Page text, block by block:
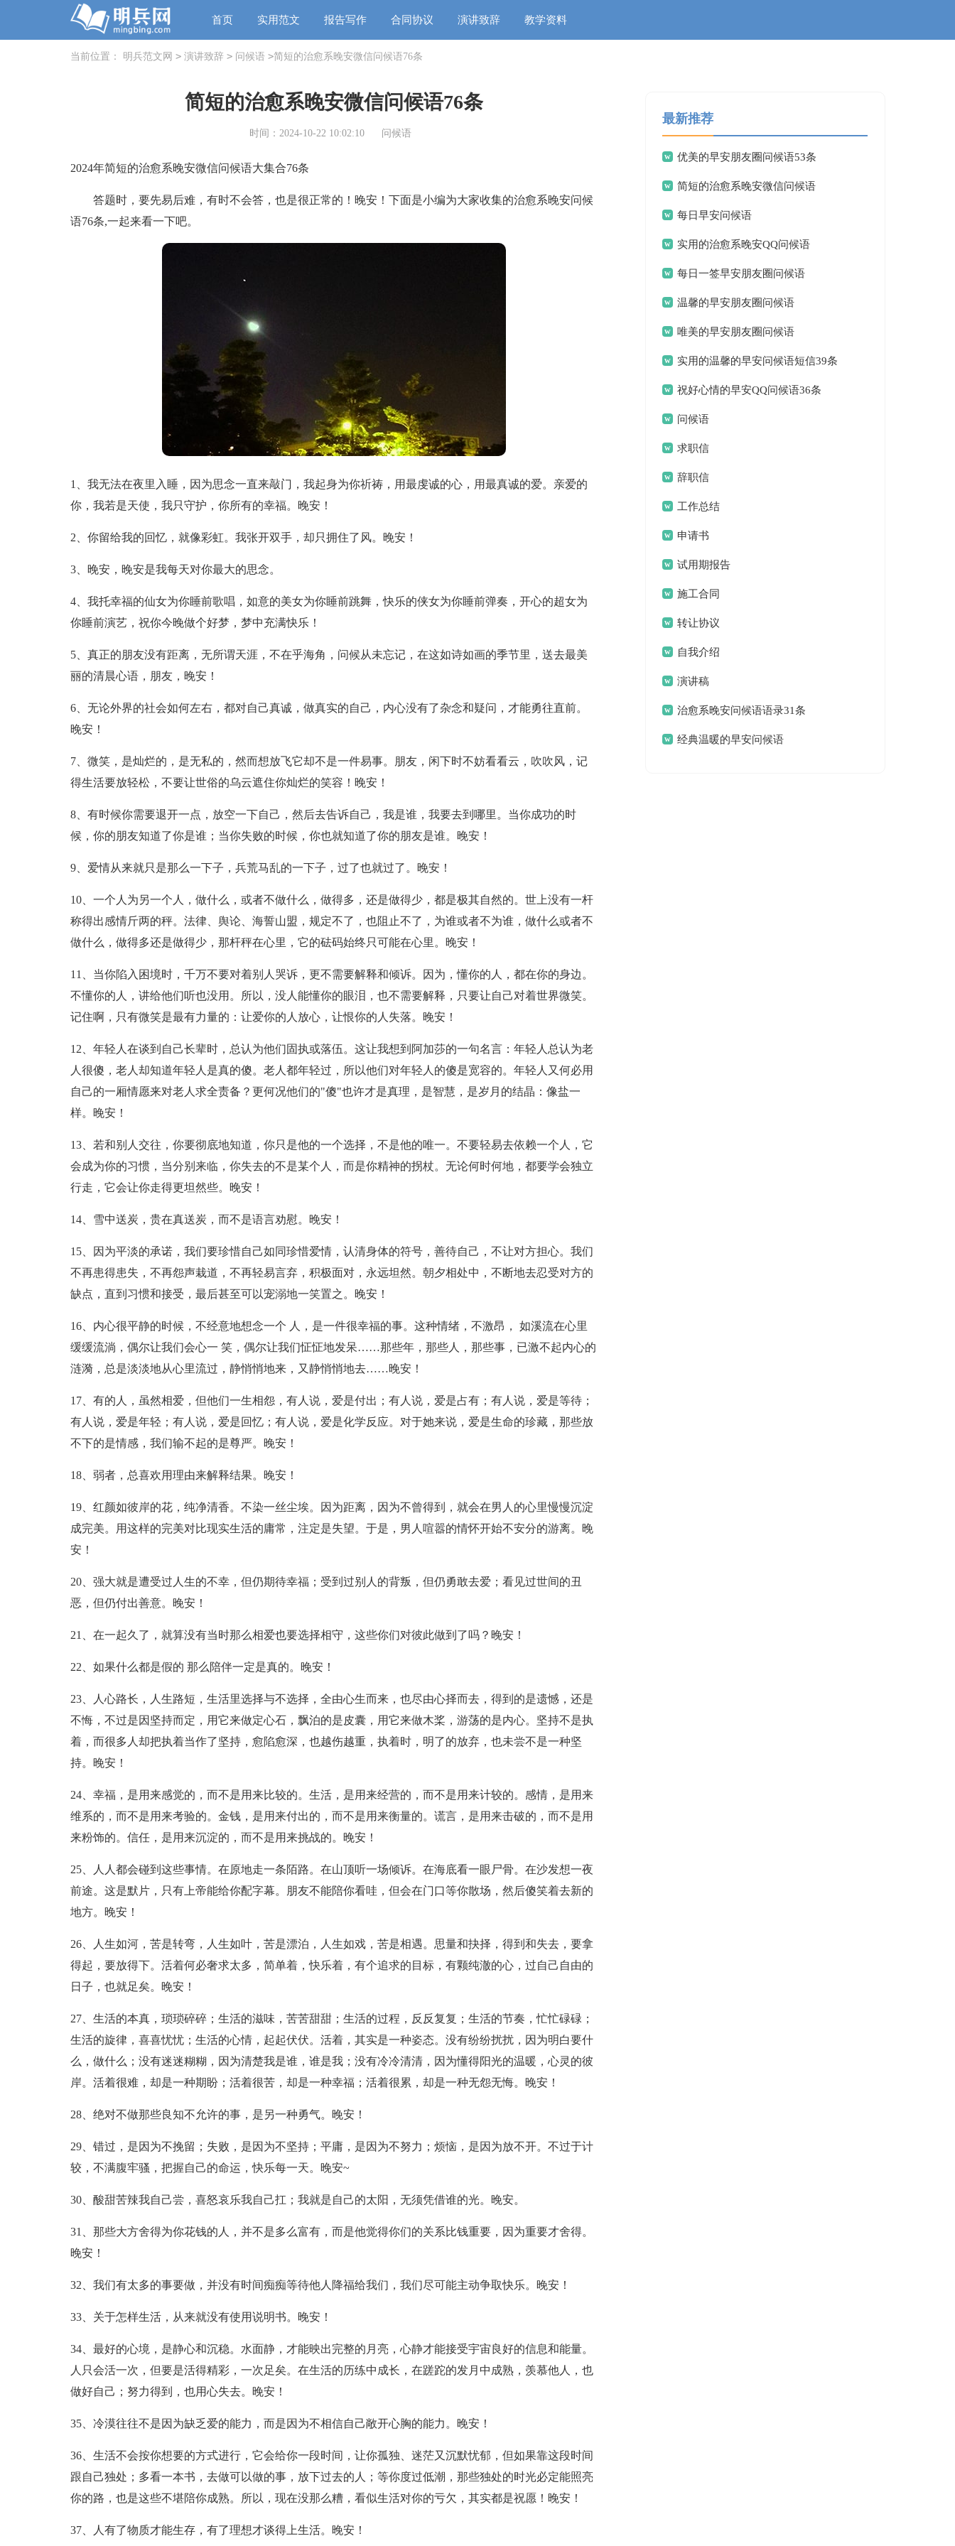
首页 实用范文 报告写作 合同协议 演讲致辞 教学资料
当前位置： 明兵范文网 > 演讲致辞 > 问候语 >简短的治愈系晚安微信问候语76条
简短的治愈系晚安微信问候语76条
时间：2024-10-22 10:02:10 问候语
2024年简短的治愈系晚安微信问候语大集合76条
答题时，要先易后难，有时不会答，也是很正常的！晚安！下面是小编为大家收集的治愈系晚安问候
语76条,一起来看一下吧。
1、我无法在夜里入睡，因为思念一直来敲门，我起身为你祈祷，用最虔诚的心，用最真诚的爱。亲爱的
你，我若是天使，我只守护，你所有的幸福。晚安！
2、你留给我的回忆，就像彩虹。我张开双手，却只拥住了风。晚安！
3、晚安，晚安是我每天对你最大的思念。
4、我托幸福的仙女为你睡前歌唱，如意的美女为你睡前跳舞，快乐的侠女为你睡前弹奏，开心的超女为
你睡前演艺，祝你今晚做个好梦，梦中充满快乐！
5、真正的朋友没有距离，无所谓天涯，不在乎海角，问候从未忘记，在这如诗如画的季节里，送去最美
丽的清晨心语，朋友，晚安！
6、无论外界的社会如何左右，都对自己真诚，做真实的自己，内心没有了杂念和疑问，才能勇往直前。
晚安！
7、微笑，是灿烂的，是无私的，然而想放飞它却不是一件易事。朋友，闲下时不妨看看云，吹吹风，记
得生活要放轻松，不要让世俗的乌云遮住你灿烂的笑容！晚安！
8、有时候你需要退开一点，放空一下自己，然后去告诉自己，我是谁，我要去到哪里。当你成功的时
候，你的朋友知道了你是谁；当你失败的时候，你也就知道了你的朋友是谁。晚安！
9、爱情从来就只是那么一下子，兵荒马乱的一下子，过了也就过了。晚安！
10、一个人为另一个人，做什么，或者不做什么，做得多，还是做得少，都是极其自然的。世上没有一杆
称得出感情斤两的秤。法律、舆论、海誓山盟，规定不了，也阻止不了，为谁或者不为谁，做什么或者不
做什么，做得多还是做得少，那杆秤在心里，它的砝码始终只可能在心里。晚安！
11、当你陷入困境时，千万不要对着别人哭诉，更不需要解释和倾诉。因为，懂你的人，都在你的身边。
不懂你的人，讲给他们听也没用。所以，没人能懂你的眼泪，也不需要解释，只要让自己对着世界微笑。
记住啊，只有微笑是最有力量的：让爱你的人放心，让恨你的人失落。晚安！
12、年轻人在谈到自己长辈时，总认为他们固执或落伍。这让我想到阿加莎的一句名言：年轻人总认为老
人很傻，老人却知道年轻人是真的傻。老人都年轻过，所以他们对年轻人的傻是宽容的。年轻人又何必用
自己的一厢情愿来对老人求全责备？更何况他们的"傻"也许才是真理，是智慧，是岁月的结晶：像盐一
样。晚安！
13、若和别人交往，你要彻底地知道，你只是他的一个选择，不是他的唯一。不要轻易去依赖一个人，它
会成为你的习惯，当分别来临，你失去的不是某个人，而是你精神的拐杖。无论何时何地，都要学会独立
行走，它会让你走得更坦然些。晚安！
14、雪中送炭，贵在真送炭，而不是语言劝慰。晚安！
15、因为平淡的承诺，我们要珍惜自己如同珍惜爱情，认清身体的符号，善待自己，不让对方担心。我们
不再患得患失，不再怨声栽道，不再轻易言弃，积极面对，永远坦然。朝夕相处中，不断地去忍受对方的
缺点，直到习惯和接受，最后甚至可以宠溺地一笑置之。晚安！
16、内心很平静的时候，不经意地想念一个 人，是一件很幸福的事。这种情绪，不激昂， 如溪流在心里
缓缓流淌，偶尔让我们会心一 笑，偶尔让我们怔怔地发呆……那些年，那些人，那些事，已激不起内心的
涟漪，总是淡淡地从心里流过，静悄悄地来，又静悄悄地去……晚安！
17、有的人，虽然相爱，但他们一生相怨，有人说，爱是付出；有人说，爱是占有；有人说，爱是等待；
有人说，爱是年轻；有人说，爱是回忆；有人说，爱是化学反应。对于她来说，爱是生命的珍藏，那些放
不下的是情感，我们输不起的是尊严。晚安！
18、弱者，总喜欢用理由来解释结果。晚安！
19、红颜如彼岸的花，纯净清香。不染一丝尘埃。因为距离，因为不曾得到，就会在男人的心里慢慢沉淀
成完美。用这样的完美对比现实生活的庸常，注定是失望。于是，男人喧嚣的情怀开始不安分的游离。晚
安！
20、强大就是遭受过人生的不幸，但仍期待幸福；受到过别人的背叛，但仍勇敢去爱；看见过世间的丑
恶，但仍付出善意。晚安！
21、在一起久了，就算没有当时那么相爱也要选择相守，这些你们对彼此做到了吗？晚安！
22、如果什么都是假的 那么陪伴一定是真的。晚安！
23、人心路长，人生路短，生活里选择与不选择，全由心生而来，也尽由心择而去，得到的是遗憾，还是
不悔，不过是因坚持而定，用它来做定心石，飘泊的是皮囊，用它来做木桨，游荡的是内心。坚持不是执
着，而很多人却把执着当作了坚持，愈陷愈深，也越伤越重，执着时，明了的放弃，也未尝不是一种坚
持。晚安！
24、幸福，是用来感觉的，而不是用来比较的。生活，是用来经营的，而不是用来计较的。感情，是用来
维系的，而不是用来考验的。金钱，是用来付出的，而不是用来衡量的。谎言，是用来击破的，而不是用
来粉饰的。信任，是用来沉淀的，而不是用来挑战的。晚安！
25、人人都会碰到这些事情。在原地走一条陌路。在山顶听一场倾诉。在海底看一眼尸骨。在沙发想一夜
前途。这是默片，只有上帝能给你配字幕。朋友不能陪你看哇，但会在门口等你散场，然后傻笑着去新的
地方。晚安！
26、人生如河，苦是转弯，人生如叶，苦是漂泊，人生如戏，苦是相遇。思量和抉择，得到和失去，要拿
得起，要放得下。活着何必奢求太多，简单着，快乐着，有个追求的目标，有颗纯澈的心，过自己自由的
日子，也就足矣。晚安！
27、生活的本真，琐琐碎碎；生活的滋味，苦苦甜甜；生活的过程，反反复复；生活的节奏，忙忙碌碌；
生活的旋律，喜喜忧忧；生活的心情，起起伏伏。活着，其实是一种姿态。没有纷纷扰扰，因为明白要什
么，做什么；没有迷迷糊糊，因为清楚我是谁，谁是我；没有冷冷清清，因为懂得阳光的温暖，心灵的彼
岸。活着很难，却是一种期盼；活着很苦，却是一种幸福；活着很累，却是一种无怨无悔。晚安！
28、绝对不做那些良知不允许的事，是另一种勇气。晚安！
29、错过，是因为不挽留；失败，是因为不坚持；平庸，是因为不努力；烦恼，是因为放不开。不过于计
较，不满腹牢骚，把握自己的命运，快乐每一天。晚安~
30、酸甜苦辣我自己尝，喜怒哀乐我自己扛；我就是自己的太阳，无须凭借谁的光。晚安。
31、那些大方舍得为你花钱的人，并不是多么富有，而是他觉得你们的关系比钱重要，因为重要才舍得。
晚安！
32、我们有太多的事要做，并没有时间痴痴等待他人降福给我们，我们尽可能主动争取快乐。晚安！
33、关于怎样生活，从来就没有使用说明书。晚安！
34、最好的心境，是静心和沉稳。水面静，才能映出完整的月亮，心静才能接受宇宙良好的信息和能量。
人只会活一次，但要是活得精彩，一次足矣。在生活的历练中成长，在蹉跎的发月中成熟，羡慕他人，也
做好自己；努力得到，也用心失去。晚安！
35、冷漠往往不是因为缺乏爱的能力，而是因为不相信自己敞开心胸的能力。晚安！
36、生活不会按你想要的方式进行，它会给你一段时间，让你孤独、迷茫又沉默忧郁，但如果靠这段时间
跟自己独处；多看一本书，去做可以做的事，放下过去的人；等你度过低潮，那些独处的时光必定能照亮
你的路，也是这些不堪陪你成熟。所以，现在没那么糟，看似生活对你的亏欠，其实都是祝愿！晚安！
37、人有了物质才能生存，有了理想才谈得上生活。晚安！
最新推荐
优美的早安朋友圈问候语53条
简短的治愈系晚安微信问候语
每日早安问候语
实用的治愈系晚安QQ问候语
每日一签早安朋友圈问候语
温馨的早安朋友圈问候语
唯美的早安朋友圈问候语
实用的温馨的早安问候语短信39条
祝好心情的早安QQ问候语36条
问候语
求职信
辞职信
工作总结
申请书
试用期报告
施工合同
转让协议
自我介绍
演讲稿
治愈系晚安问候语语录31条
经典温暖的早安问候语